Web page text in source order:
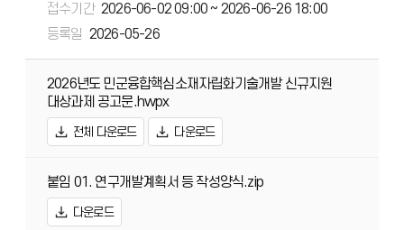
접수기간 2026-06-02 09:00 ~ 2026-06-26 18:00
등록일 2026-05-26
2026년도 민군융합핵심소재자립화기술개발 신규지원
대상과제 공고문.hwpx
전체 다운로드 다운로드
붙임 01. 연구개발계획서 등 작성양식.zip
다운로드